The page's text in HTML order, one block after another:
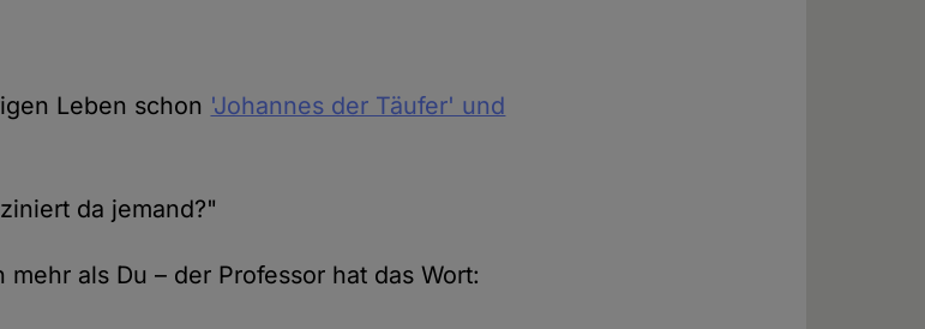
Leben schon 'Johannes der Täufer' und
da jemand?"
als Du – der Professor hat das Wort: